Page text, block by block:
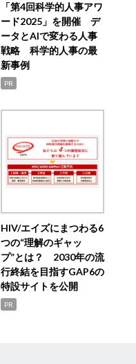
「第4回科学的人事アワ
ード2025」を開催 デ
ータとAIで変わる人事
戦略 科学的人事の最
新事例
PR
HIV/エイズにまつわる6
つの“理解のギャッ
プ”とは？ 2030年の流
行終結を目指すGAP6の
特設サイトを公開
PR